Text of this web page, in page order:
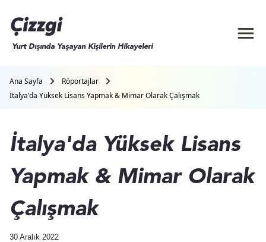
Yurt Dışında Yaşayan Kişilerin Hikayeleri
Ana Sayfa
Röportajlar
İtalya'da Yüksek Lisans Yapmak & Mimar Olarak Çalışmak
İtalya'da Yüksek Lisans
Yapmak & Mimar Olarak
Çalışmak
30 Aralık 2022